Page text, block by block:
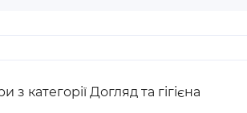
з категорії Догляд та гігієна